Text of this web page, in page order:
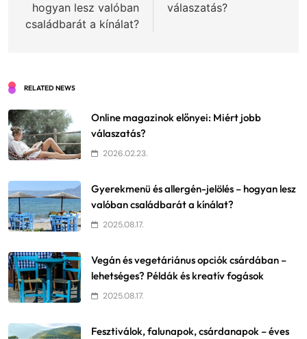
hogyan lesz valóban
családbarát a kínálat?
válaszatás?
RELATED NEWS
Online magazinok előnyei: Miért jobb
válaszatás?
2026.02.23.
Gyerekmenü és allergén-jelölés – hogyan lesz
valóban családbarát a kínálat?
2025.08.17.
Vegán és vegetáriánus opciók csárdában –
lehetséges? Példák és kreatív fogások
2025.08.17.
Fesztiválok, falunapok, csárdanapok – éves